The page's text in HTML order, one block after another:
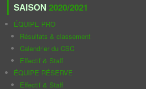
SAISON 2020/2021
ÉQUIPE PRO
Résultats & classement
Calendrier du CSC
Effectif & Staff
ÉQUIPE RÉSERVE
Effectif & Staff